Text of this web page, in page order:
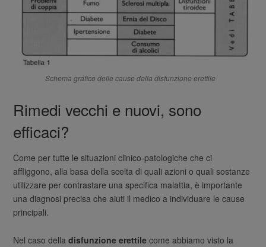
Schema grafico delle cause della disfunzione erettile
Rimedi vecchi e nuovi, sono
efficaci?
Come per tutte le situazioni clinico-patologiche che ci
affliggono, alla basa della scelta di quali azioni o quali sostanze
utilizzare per contrastare una specifica malattia, è importante
una diagnosi precisa che aiuti il medico a individuare le cause
principali.
Nel caso delladisfunzione erettilecome abbiamo visto la